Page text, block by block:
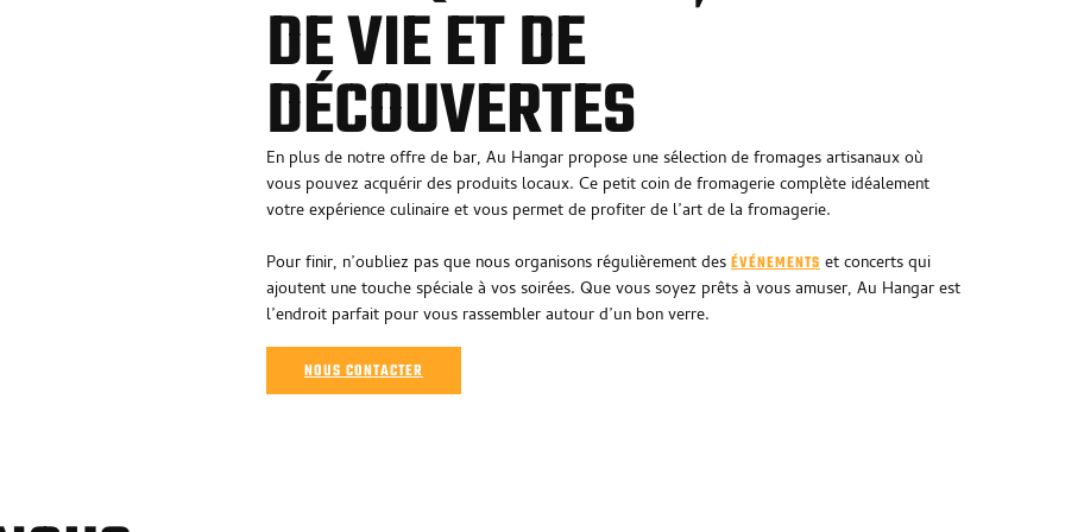
DE VIE ET DE
DÉCOUVERTES
En plus de notre offre de bar, Au Hangar propose une sélection de fromages artisanaux où
vous pouvez acquérir des produits locaux. Ce petit coin de fromagerie complète idéalement
votre expérience culinaire et vous permet de profiter de l’art de la fromagerie.
Pour finir, n’oubliez pas que nous organisons régulièrement des ÉVÉNEMENTS et concerts qui
ajoutent une touche spéciale à vos soirées. Que vous soyez prêts à vous amuser, Au Hangar est
l’endroit parfait pour vous rassembler autour d’un bon verre.
NOUS CONTACTER